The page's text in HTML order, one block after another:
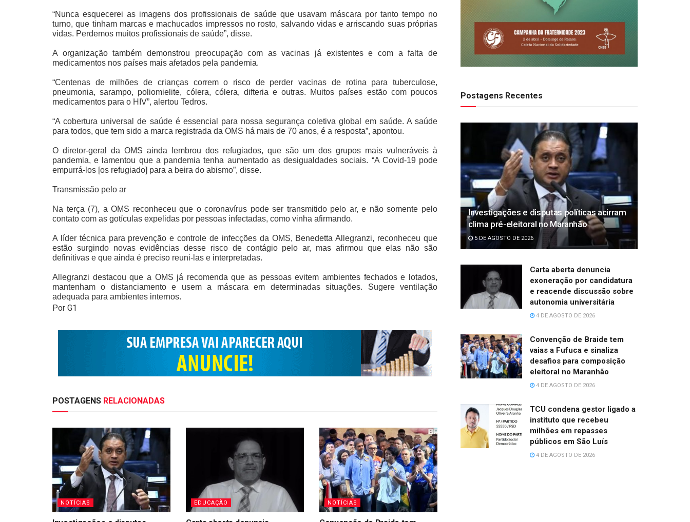
“Nunca esquecerei as imagens dos profissionais de saúde que usavam máscara por tanto tempo no
turno, que tinham marcas e machucados impressos no rosto, salvando vidas e arriscando suas próprias
vidas. Perdemos muitos profissionais de saúde”, disse.
A organização também demonstrou preocupação com as vacinas já existentes e com a falta de
medicamentos nos países mais afetados pela pandemia.
“Centenas de milhões de crianças correm o risco de perder vacinas de rotina para tuberculose,
pneumonia, sarampo, poliomielite, cólera, cólera, difteria e outras. Muitos países estão com poucos
medicamentos para o HIV”, alertou Tedros.
“A cobertura universal de saúde é essencial para nossa segurança coletiva global em saúde. A saúde
para todos, que tem sido a marca registrada da OMS há mais de 70 anos, é a resposta”, apontou.
O diretor-geral da OMS ainda lembrou dos refugiados, que são um dos grupos mais vulneráveis à
pandemia, e lamentou que a pandemia tenha aumentado as desigualdades sociais. “A Covid-19 pode
empurrá-los [os refugiado] para a beira do abismo”, disse.
Transmissão pelo ar
Na terça (7), a OMS reconheceu que o coronavírus pode ser transmitido pelo ar, e não somente pelo
contato com as gotículas expelidas por pessoas infectadas, como vinha afirmando.
A líder técnica para prevenção e controle de infecções da OMS, Benedetta Allegranzi, reconheceu que
estão surgindo novas evidências desse risco de contágio pelo ar, mas afirmou que elas não são
definitivas e que ainda é preciso reuni-las e interpretadas.
Allegranzi destacou que a OMS já recomenda que as pessoas evitem ambientes fechados e lotados,
mantenham o distanciamento e usem a máscara em determinadas situações. Sugere ventilação
adequada para ambientes internos.
Por G1
POSTAGENS RELACIONADAS
NOTÍCIAS EDUCAÇÃO NOTÍCIAS
Postagens Recentes
Investigações e disputas políticas acirram
clima pré-eleitoral no Maranhão
5 DE AGOSTO DE 2026
Carta aberta denuncia
exoneração por candidatura
e reacende discussão sobre
autonomia universitária
4 DE AGOSTO DE 2026
Convenção de Braide tem
vaias a Fufuca e sinaliza
desafios para composição
eleitoral no Maranhão
4 DE AGOSTO DE 2026
TCU condena gestor ligado a
instituto que recebeu
milhões em repasses
públicos em São Luís
4 DE AGOSTO DE 2026